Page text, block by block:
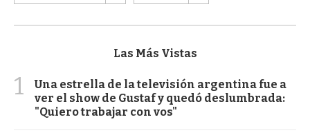
Las Más Vistas
1
Una estrella de la televisión argentina fue a
ver el show de Gustaf y quedó deslumbrada:
"Quiero trabajar con vos"